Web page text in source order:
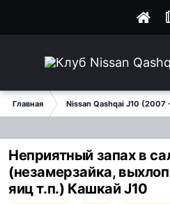
Главная Nissan Qashqai J10 (2007
Неприятный запах в
(незамерзайка,
яиц т.п.) Кашкай J10